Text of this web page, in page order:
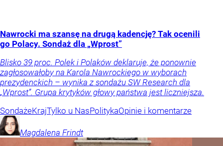
Nawrocki ma szansę na drugą kadencję? Tak ocenili
go Polacy. Sondaż dla „Wprost”
Blisko 39 proc. Polek i Polaków deklaruje, że ponownie
zagłosowałoby na Karola Nawrockiego w wyborach
prezydenckich – wynika z sondażu SW Research dla
„Wprost”. Grupa krytyków głowy państwa jest liczniejsza.
SondażeKrajTylko u NasPolitykaOpinie i komentarze
Magdalena Frindt